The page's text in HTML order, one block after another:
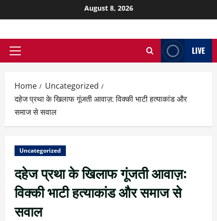
August 8, 2026
LIVE
Home
Uncategorized
दहेज प्रथा के खिलाफ गूंजती आवाज़: विक्की भाटी हत्याकांड और
समाज से सवाल
Uncategorized
दहेज प्रथा के खिलाफ गूंजती आवाज़:
विक्की भाटी हत्याकांड और समाज से
सवाल